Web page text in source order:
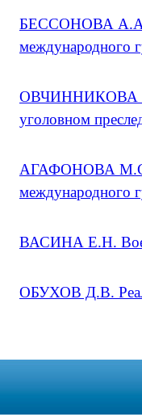
БЕССОНОВА А.А.
международного
ОВЧИННИКОВА
уголовном
АГАФОНОВА М.С.
международного
ВАСИНА Е.Н.
ОБУХОВ Д.В.